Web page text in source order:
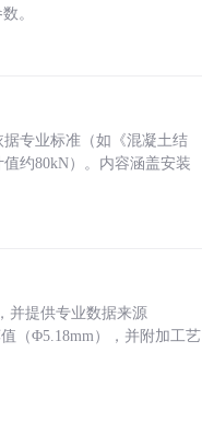
。
专业标准（如《混凝土结
约80kN）。内容涵盖安装
并提供专业数据来源
（Φ5.18mm），并附加工艺